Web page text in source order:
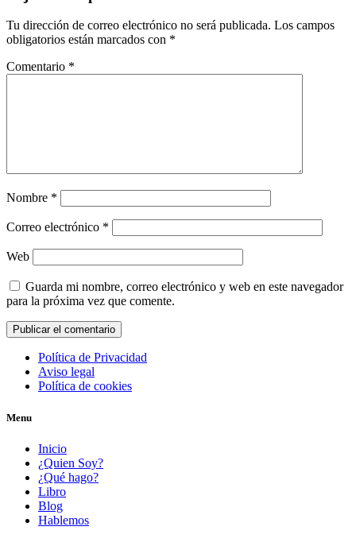
Tu dirección de correo electrónico no será publicada. Los campos
obligatorios están marcados con *
Comentario *
Nombre *
Correo electrónico *
Web
Guarda mi nombre, correo electrónico y web en este navegador
para la próxima vez que comente.
Política de Privacidad
Aviso legal
Política de cookies
Menu
Inicio
¿Quien Soy?
¿Qué hago?
Libro
Blog
Hablemos